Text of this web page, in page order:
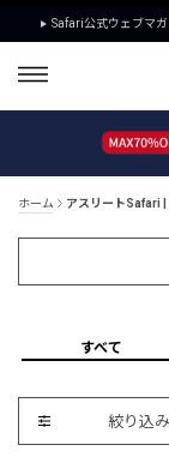
Safari公式ウェブマガ
ホーム アスリートSafari |
すべて
絞り込み